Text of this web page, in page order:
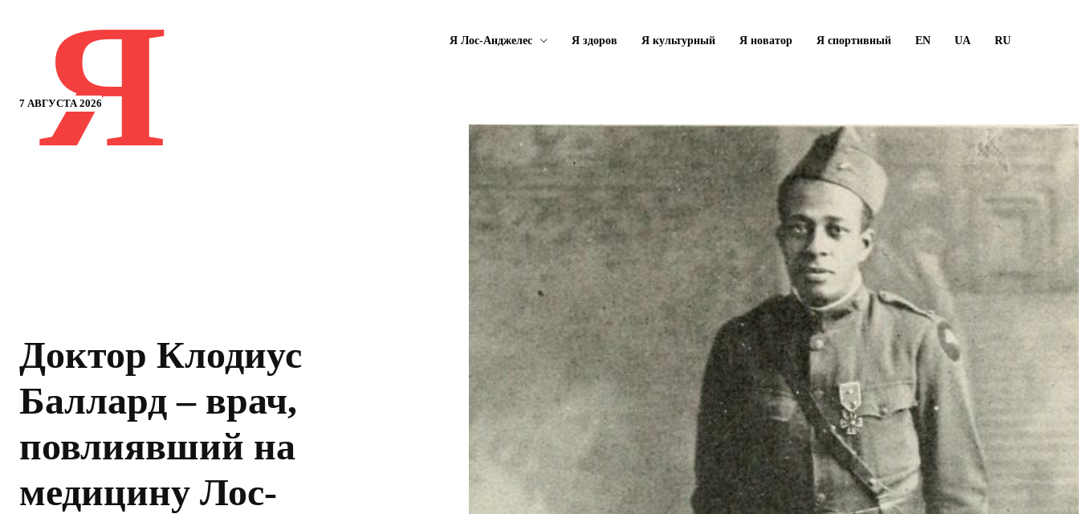
7 АВГУСТА 2026
Я Я Лос-Анджелес Я здоров Я культурный Я новатор Я спортивный EN UA RU
Доктор Клодиус
Баллард – врач,
повлиявший на
медицину Лос-